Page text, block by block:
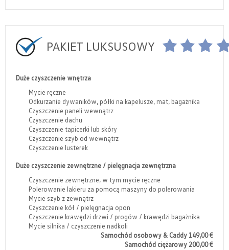
PAKIET LUKSUSOWY
Duże czyszczenie wnętrza
Mycie ręczne
Odkurzanie dywaników, półki na kapelusze, mat, bagażnika
Czyszczenie paneli wewnątrz
Czyszczenie dachu
Czyszczenie tapicerki lub skóry
Czyszczenie szyb od wewnątrz
Czyszczenie lusterek
Duże czyszczenie zewnętrzne / pielęgnacja zewnętrzna
Czyszczenie zewnętrzne, w tym mycie ręczne
Polerowanie lakieru za pomocą maszyny do polerowania
Mycie szyb z zewnątrz
Czyszczenie kół / pielęgnacja opon
Czyszczenie krawędzi drzwi / progów / krawędzi bagażnika
Mycie silnika / czyszczenie nadkoli
Samochód osobowy & Caddy 149,00 €
Samochód ciężarowy 200,00 €